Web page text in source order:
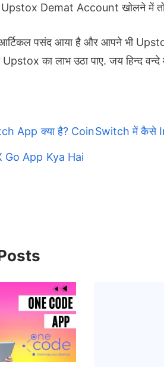
Upstox Demat Account खोलने में
पसंद आया है और आपने भी
का लाभ उठा पाए. जय हिन्द वन्दे
App क्या है? CoinSwitch में कैसे
Go App Kya Hai